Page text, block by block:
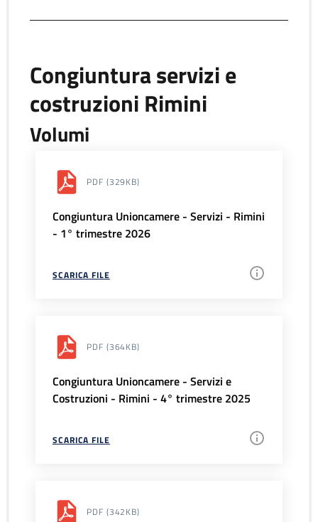
Congiuntura servizi e
costruzioni Rimini
Volumi
PDF (329KB)
Congiuntura Unioncamere - Servizi - Rimini
- 1° trimestre 2026
SCARICA FILE
PDF (364KB)
Congiuntura Unioncamere - Servizi e
Costruzioni - Rimini - 4° trimestre 2025
SCARICA FILE
PDF (342KB)